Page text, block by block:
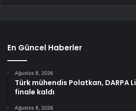
En Güncel Haberler
Ağustos 8, 2026
Türk mühendis Polatkan, DARPA
finale kaldı
Ağustos 8, 2026